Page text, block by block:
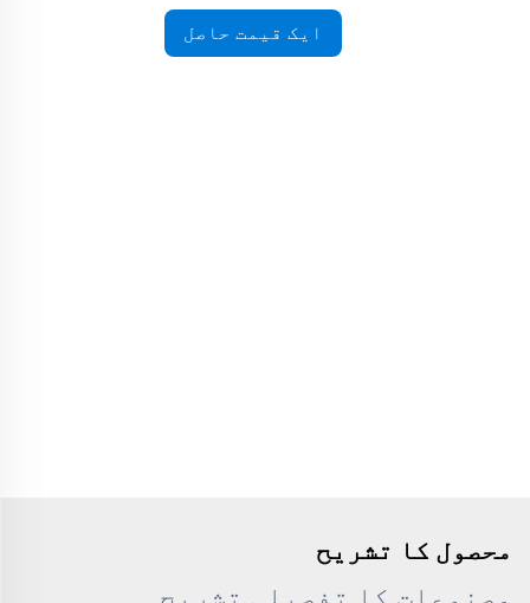
ایک قیمت حاصل
محصول کا تشریح